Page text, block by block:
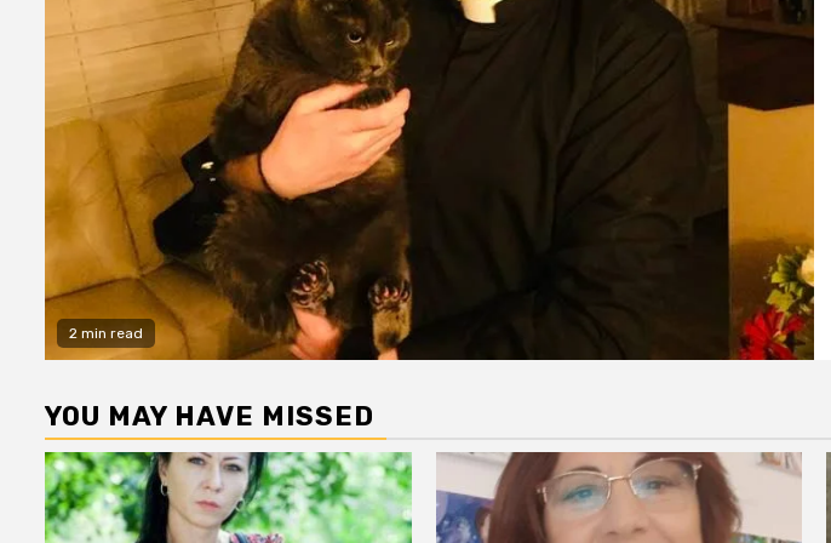
2 min read
YOU MAY HAVE MISSED